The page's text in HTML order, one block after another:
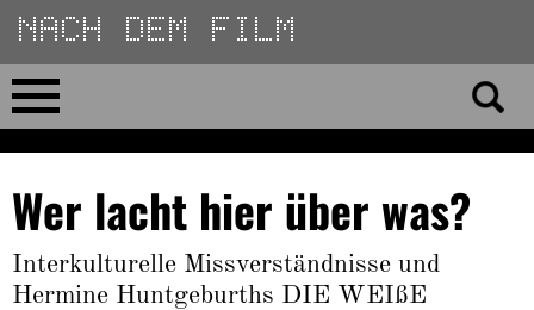
Direkt
zum
Inhalt
Home
No 23
No 01–22
Wer lacht hier über was?
Interkulturelle Missverständnisse und
Hermine Huntgeburths DIE WEIßE